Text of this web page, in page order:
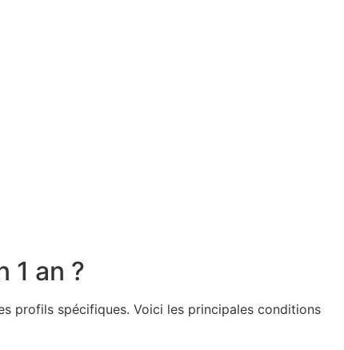
1 an ?
profils spécifiques. Voici les principales conditions